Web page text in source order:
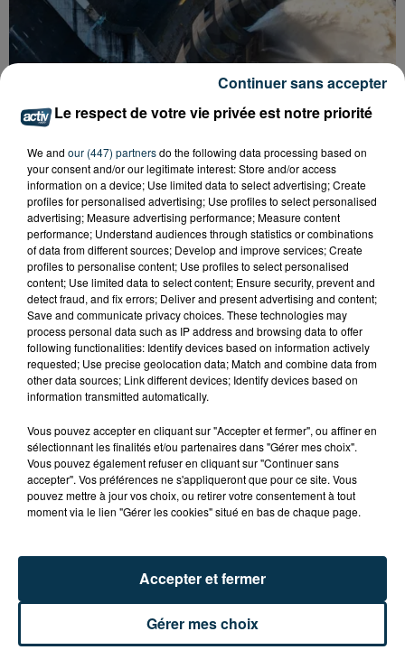
ARRÊTÉ POUR LES ACTIVITÉS DE...
L’ASSE RÉDUIT FACE À SOCHAUX, UNE
PREMIÈRE VICTOIRE POUR NOS VERTS ?
Le respect de votre vie privée est notre priorité
We and our (447) partnersdo the following data processing based on
your consent and/or our legitimate interest: Store and/or access
information on a device; Use limited data to select advertising; Create
profiles for personalised advertising; Use profiles to select personalised
advertising; Measure advertising performance; Measure content
performance; Understand audiences through statistics or combinations
of data from different sources; Develop and improve services; Create
profiles to personalise content; Use profiles to select personalised
content; Use limited data to select content; Ensure security, prevent and
detect fraud, and fix errors; Deliver and present advertising and content;
Save and communicate privacy choices. These technologies may
process personal data such as IP address and browsing data to offer
following functionalities: Identify devices based on information actively
requested; Use precise geolocation data; Match and combine data from
other data sources; Link different devices; Identify devices based on
information transmitted automatically.
Vous pouvez accepter en cliquant sur "Accepter et fermer", ou affiner en
sélectionnant les finalités et/ou partenaires dans "Gérer mes choix".
Vous pouvez également refuser en cliquant sur "Continuer sans
accepter". Vos préférences ne s'appliqueront que pour ce site. Vous
pouvez mettre à jour vos choix, ou retirer votre consentement à tout
moment via le lien "Gérer les cookies" situé en bas de chaque page.
Gérer mes choix
Accepter et fermer
Continuer sans accepter